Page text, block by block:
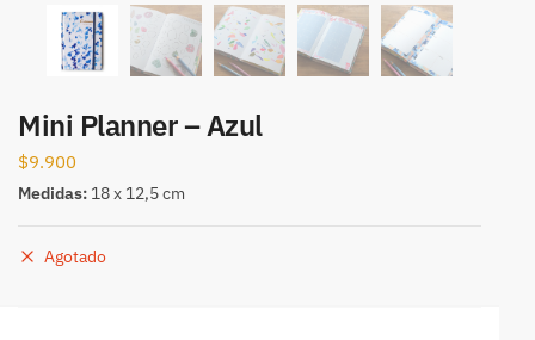
Mini Planner – Azul
$9.900
Medidas: 18 x 12,5 cm
Agotado